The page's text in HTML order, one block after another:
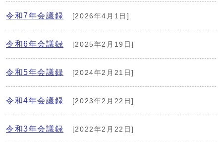
令和7年会議録 [2026年4月1日]
令和6年会議録 [2025年2月19日]
令和5年会議録 [2024年2月21日]
令和4年会議録 [2023年2月22日]
令和3年会議録 [2022年2月22日]